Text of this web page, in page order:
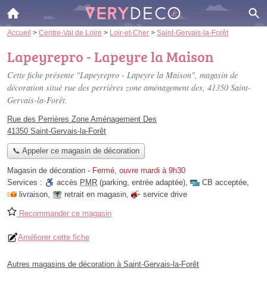
Accueil > Centre-Val de Loire > Loir-et-Cher > Saint-Gervais-la-Forêt
Lapeyrepro - Lapeyre la Maison
Cette fiche présente "Lapeyrepro - Lapeyre la Maison", magasin de
décoration situé rue des perrières zone aménagement des, 41350 Saint-
Gervais-la-Forêt.
Rue des Perrières Zone Aménagement Des
41350 Saint-Gervais-la-Forêt
📞 Appeler ce magasin de décoration
Magasin de décoration - Fermé, ouvre mardi à 9h30
Services :
accès PMR (parking, entrée adaptée), CB acceptée,
livraison, retrait en magasin, service drive
Recommander ce magasin
Améliorer cette fiche
Autres magasins de décoration à Saint-Gervais-la-Forêt